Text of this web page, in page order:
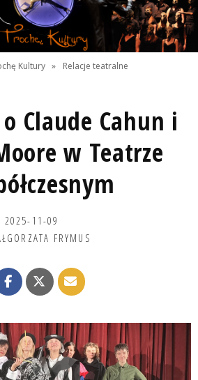
Kultury » Relacje teatralne
Claude Cahun i
w Teatrze
2025-11-09
FRYMUS